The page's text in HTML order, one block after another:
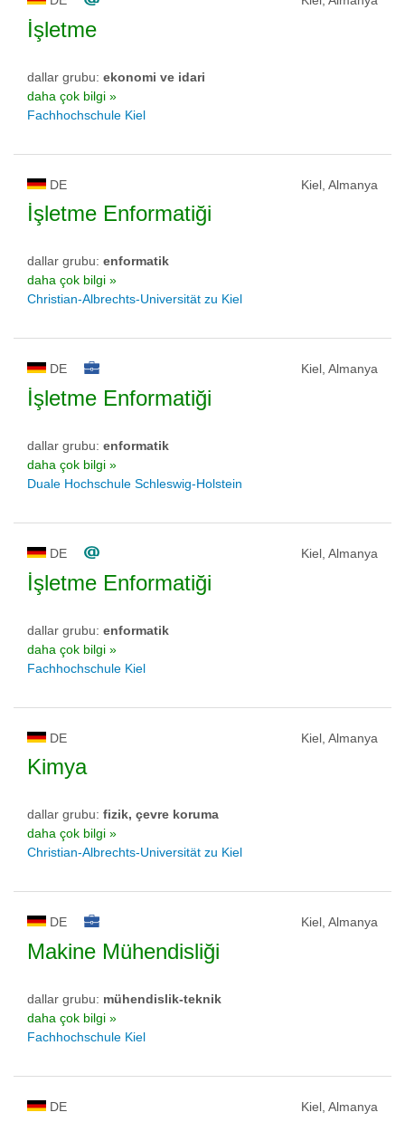
İşletme
dallar grubu: ekonomi ve idari
daha çok bilgi »
Fachhochschule Kiel
DE Kiel, Almanya
İşletme Enformatiği
dallar grubu: enformatik
daha çok bilgi »
Christian-Albrechts-Universität zu Kiel
DE Kiel, Almanya
İşletme Enformatiği
dallar grubu: enformatik
daha çok bilgi »
Duale Hochschule Schleswig-Holstein
DE Kiel, Almanya
İşletme Enformatiği
dallar grubu: enformatik
daha çok bilgi »
Fachhochschule Kiel
DE Kiel, Almanya
Kimya
dallar grubu: fizik, çevre koruma
daha çok bilgi »
Christian-Albrechts-Universität zu Kiel
DE Kiel, Almanya
Makine Mühendisliği
dallar grubu: mühendislik-teknik
daha çok bilgi »
Fachhochschule Kiel
DE Kiel, Almanya